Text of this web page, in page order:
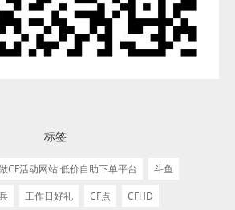
标签
CF活动网站 低价自助下单平台
斗鱼
工作日好礼 CF点 CFHD